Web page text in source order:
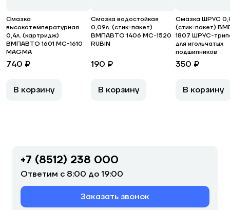
Смазка
высокотемпературная
0,4л. (картридж)
ВМПАВТО 1601 МС-1610
MAGMA
740 ₽
В корзину
Смазка водостойкая
0,09л. (стик-пакет)
ВМПАВТО 1406 МС-1520
RUBIN
190 ₽
В корзину
Смазка ШРУС
(стик-пакет)
1807 ШРУС-
для игольчатых
подшипников
350 ₽
В корзину
+7 (8512) 238 000
Ответим с 8:00 до 19:00
Заказать звонок